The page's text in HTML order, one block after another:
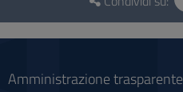
social
Amministrazione trasparente